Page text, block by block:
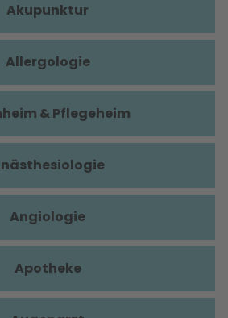
Akupunktur
Allergologie
& Pflegeheim
Angiologie
Apotheke